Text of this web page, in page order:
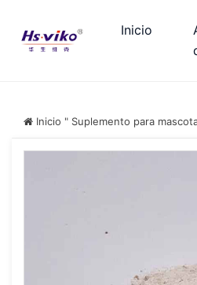
Inicio
Inicio " Suplemento para